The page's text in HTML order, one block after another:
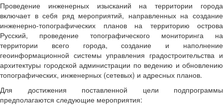
Проведение инженерных изысканий на территории города
включает в себя ряд мероприятий, направленных на создание
инженерно-топографических планов на территорию острова
Русский, проведение топографического мониторинга на
территории всего города, создание и наполнение
геоинформационной системы управления градостроительства и
архитектуры городской администрации по ведению и обновлению
топографических, инженерных (сетевых) и адресных планов.
Для достижения поставленной цели подпрограммы
предполагаются следующие мероприятия: